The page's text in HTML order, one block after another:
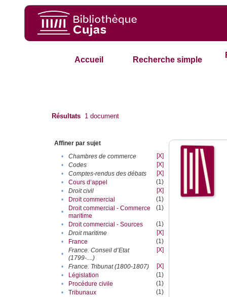
Accueil Recherche simple
Résultats 1 document
Affiner par sujet
•
Chambres de commerce
[X]
•
Codes
[X]
•
Comptes-rendus des débats
[X]
•
Cours d’appel
(1)
•
Droit civil
[X]
•
Droit commercial
(1)
•
Droit commercial - Commerce
maritime
(1)
• Droit commercial - Sources
(1)
•
Droit maritime
[X]
•
France
(1)
•
France. Conseil d’Etat
(1799-....)
[X]
• France. Tribunat (1800-1807)
[X]
•
Législation
(1)
•
Procédure civile
(1)
•
Tribunaux
(1)